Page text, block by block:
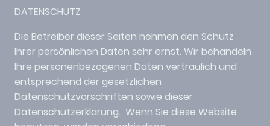
DATENSCHUTZ
Die Betreiber dieser Seiten nehmen den Schutz
Ihrer persönlichen Daten sehr ernst. Wir behandeln
Ihre personenbezogenen Daten vertraulich und
entsprechend der gesetzlichen
Datenschutzvorschriften sowie dieser
Datenschutzerklärung. Wenn Sie diese Website